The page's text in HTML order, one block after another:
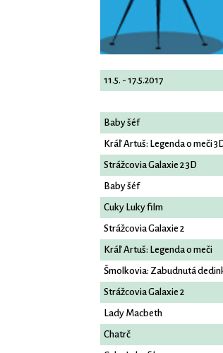
11.5. - 17.5.2017
Baby šéf
Kráľ Artuš: Legenda o meči
Strážcovia Galaxie 2 3D
Baby šéf
Cuky Luky film
Strážcovia Galaxie 2
Kráľ Artuš: Legenda o meči
Šmolkovia: Zabudnutá
Strážcovia Galaxie 2
Lady Macbeth
Chatrč